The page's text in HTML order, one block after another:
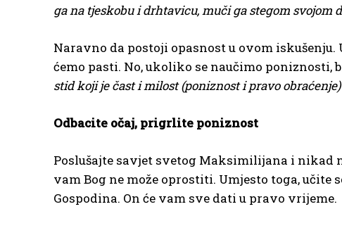
ga na tjeskobu i drhtavicu, muči ga stegom svojom
Naravno da postoji opasnost u ovom
ćemo pasti. No, ukoliko se naučimo poniznosti,
stid koji je čast i milost (poniznost i pravo
Odbacite očaj, prigrlite poniznost
Poslušajte savjet svetog Maksimilijana i nikad
vam Bog ne može oprostiti. Umjesto toga,
Gospodina. On će vam sve dati u pravo vrijeme.